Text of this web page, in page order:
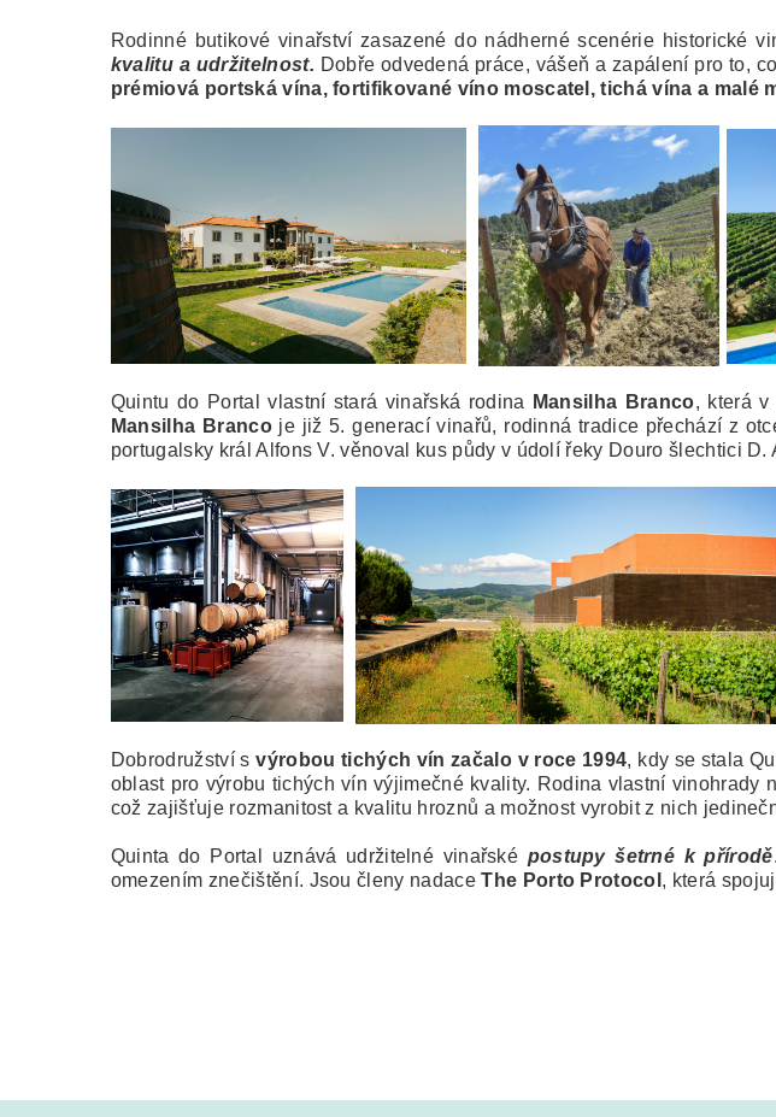
Rodinné butikové vinařství zasazené do nádherné scenérie historické
kvalitu a udržitelnost. Dobře odvedená práce, vášeň a zapálení pro to,
prémiová portská vína, fortifikované víno moscatel, tichá vína a malé
Quintu do Portal vlastní stará vinařská rodina Mansilha Branco, která v
Mansilha Brancoje již 5. generací vinařů, rodinná tradice přechází z
portugalsky král Alfons V. věnoval kus půdy v údolí řeky Douro šlechtici D.
Dobrodružství svýrobou tichých vín začalo v roce 1994, kdy se stala
oblast pro výrobu tichých vín výjimečné kvality. Rodina vlastní vinohrady
což zajišťuje rozmanitost a kvalitu hroznů a možnost vyrobit z nich
Quinta do Portal uznává udržitelné vinařské postupy šetrné k přírodě
omezením znečištění. Jsou členy nadaceThe Porto Protocol , která